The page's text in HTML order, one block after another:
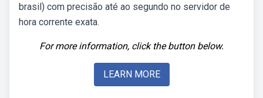
brasil) com precisão até ao segundo no servidor de
hora corrente exata.
For more information, click the button below.
LEARN MORE